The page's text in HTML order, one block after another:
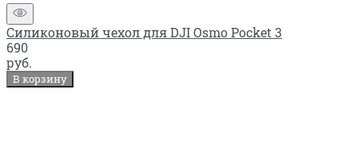
Силиконовый чехол для DJI Osmo Pocket 3
690
руб.
В корзину